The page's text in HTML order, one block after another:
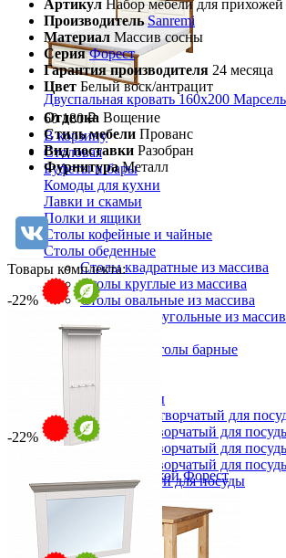
Двуспальная кровать 160х200
60 180 ₽
В корзину
Столовая
Буфеты и бары
Комоды для кухни
Лавки и скамьи
Полки и ящики
Столы кофейные и чайные
Столы обеденные
Столы квадратные из массива
Столы круглые из массива
Столы овальные из массива
Столы прямоугольные из
Стулья
Стулья барные и столы барные
Сундуки
Табуреты
Шкафы для посуды
Шкаф 1-но створчатый для
Шкаф 2-х створчатый для
Шкаф 3-х створчатый для
Шкаф 4-х створчатый для
Шкаф угловой для посуды
Артикул Набор мебели для
Производитель Sanremi
Материал Массив сосны
Серия Форест
Гарантия производителя 24 месяца
Цвет Белый воск/антрацит
Отделка Вощение
Стиль мебели Прованс
Вид поставки Разобран
Фурнитура Металл
Товары комплекта:
-22%
Вешалка навесная с полкой Форест
от 15 795 ₽
от 20 250 ₽
78,6х210х24 см
В корзину
-22%